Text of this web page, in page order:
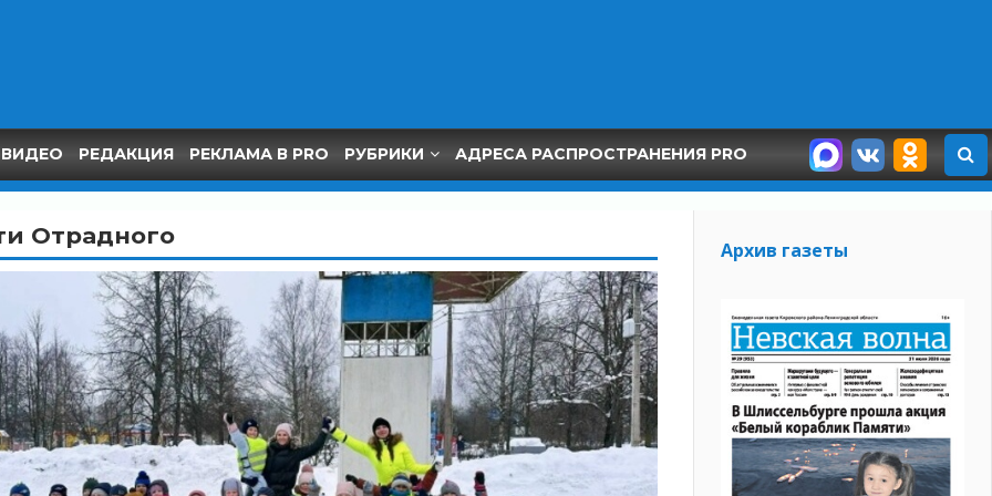
ВИДЕО РЕДАКЦИЯ РЕКЛАМА В PRO РУБРИКИ АДРЕСА РАСПРОСТРАНЕНИЯ PRO
Отрадного
Архив газеты